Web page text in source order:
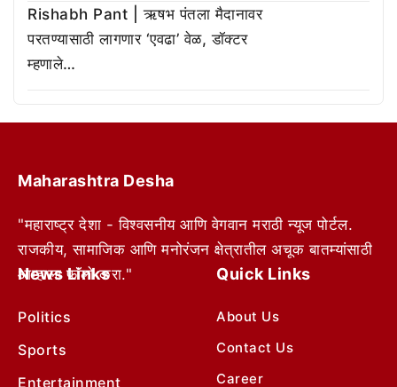
Rishabh Pant | ऋषभ पंतला मैदानावर
परतण्यासाठी लागणार ‘एवढा’ वेळ, डॉक्टर
म्हणाले…
Maharashtra Desha
"महाराष्ट्र देशा - विश्वसनीय आणि वेगवान मराठी न्यूज पोर्टल.
राजकीय, सामाजिक आणि मनोरंजन क्षेत्रातील अचूक बातम्यांसाठी
आम्हाला फॉलो करा."
News Links
Politics
Sports
Entertainment
Quick Links
About Us
Contact Us
Career